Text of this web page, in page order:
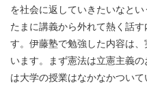
を社会に返していきたいなと
たまに講義から外れて熱く話
す。伊藤塾で勉強した内容は
います。まず憲法は立憲主義
は大学の授業はなかなかつい